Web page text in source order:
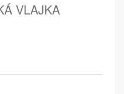
VLAJKA